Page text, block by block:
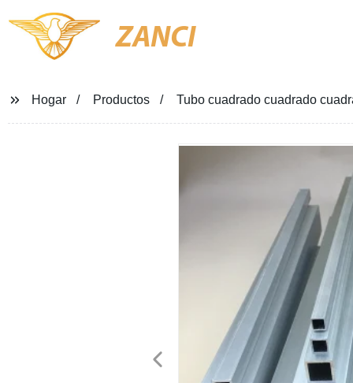
ZANCI
Hogar Productos Tubo cuadrado cuadrado